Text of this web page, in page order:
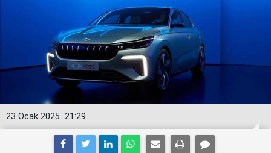
21:29
23 Ocak 2025